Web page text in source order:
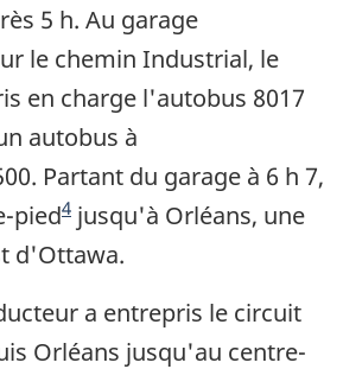
5 h. Au garage
le chemin Industrial, le
en charge l'autobus 8017
autobus à
Partant du garage à 6 h 7,
pied
Note de bas de page
4 jusqu'à Orléans, une
d'Ottawa.
a entrepris le circuit
Orléans jusqu'au centre-